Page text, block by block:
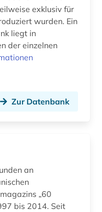
defa-studio für spielfilme (1)
exklusiv für
wurden. Ein
liegt in
der einzelnen
Zur Datenbank
an
„60
bis 2014. Seit